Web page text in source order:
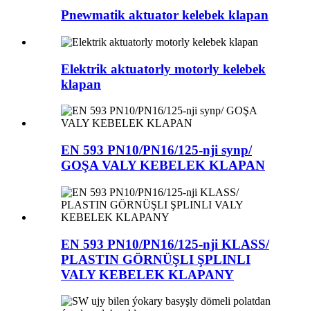
Pnewmatik aktuator kelebek klapan
Elektrik aktuatorly motorly kelebek
klapan
EN 593 PN10/PN16/125-nji synp/
GOŞA VALY KEBELEK KLAPAN
EN 593 PN10/PN16/125-nji KLASS/
PLASTIN GÖRNÜŞLI ŞPLINLI
VALY KEBELEK KLAPANY